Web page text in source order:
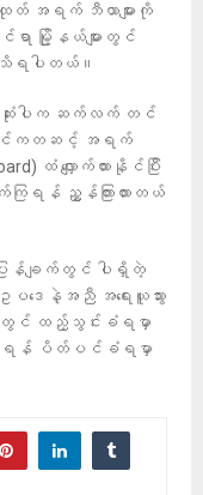
အရက် ဘီယာများကို
မြို့နယ်များတွင်
သိရပါတယ်။
းဆုံးပါက ဆက်လက် တင်
ရိုင်ကတဆင့် အရက်
ထံ လျှောက်ထားနိုင်ပြီး
ရန် ညွှန်ကြားထားတယ်
ြန်ချက်တွင် ပါရှိတဲ့
ဒေနဲ့အညီ အရေးယူသွား
တွင် ထည့်သွင်းခံရမှာ
ထားရန် ပိတ်ပင်ခံရမှာ